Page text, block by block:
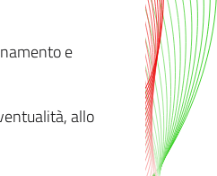
e
allo